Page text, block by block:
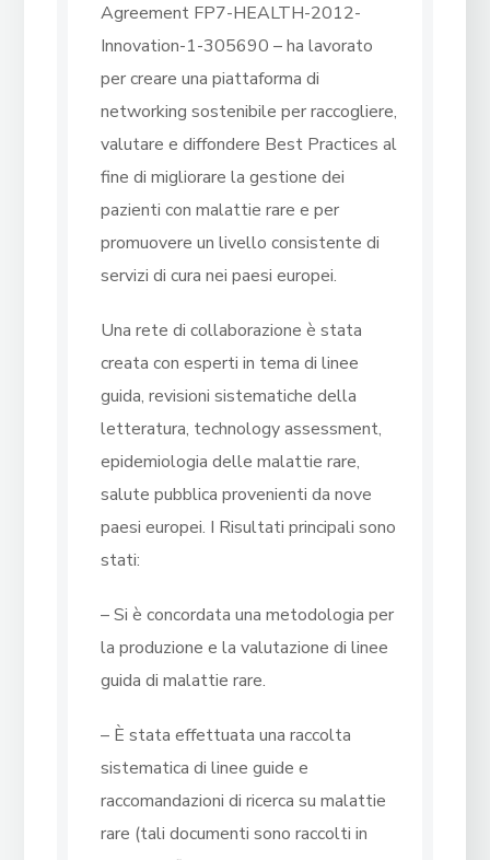
Agreement FP7-HEALTH-2012-
Innovation-1-305690 – ha lavorato
per creare una piattaforma di
networking sostenibile per raccogliere,
valutare e diffondere Best Practices al
fine di migliorare la gestione dei
pazienti con malattie rare e per
promuovere un livello consistente di
servizi di cura nei paesi europei.
Una rete di collaborazione è stata
creata con esperti in tema di linee
guida, revisioni sistematiche della
letteratura, technology assessment,
epidemiologia delle malattie rare,
salute pubblica provenienti da nove
paesi europei. I Risultati principali sono
stati:
– Si è concordata una metodologia per
la produzione e la valutazione di linee
guida di malattie rare.
– È stata effettuata una raccolta
sistematica di linee guide e
raccomandazioni di ricerca su malattie
rare (tali documenti sono raccolti in